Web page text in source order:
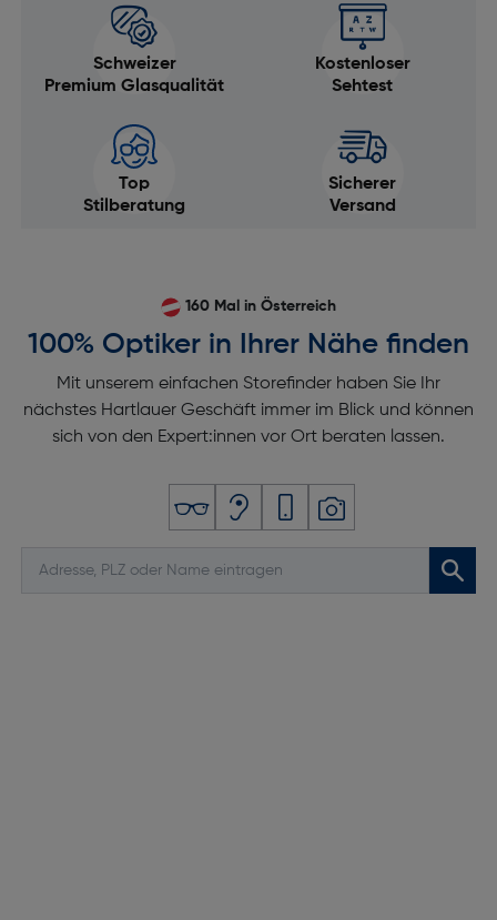
Schweizer
Premium Glasqualität
Kostenloser
Sehtest
Top
Stilberatung
Sicherer
Versand
160 Mal in Österreich
100% Optiker in Ihrer Nähe finden
Mit unserem einfachen Storefinder haben Sie Ihr
nächstes Hartlauer Geschäft immer im Blick und können
sich von den Expert:innen vor Ort beraten lassen.